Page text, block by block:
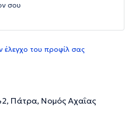
σου
έλεγχο του προφίλ σας
Πάτρα, Νομός Αχαΐας